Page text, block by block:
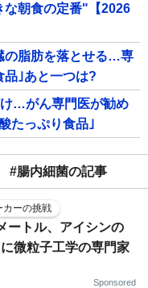
な朝食の定番"【2026
の脂肪を落とせる…専
品｣あと一つは?
…がん専門医が勧め
たっぷり食品｣
#腸内細菌の記事
カーの挑戦
ートル、アイシンの
微粒子工学の専門家
Sponsored